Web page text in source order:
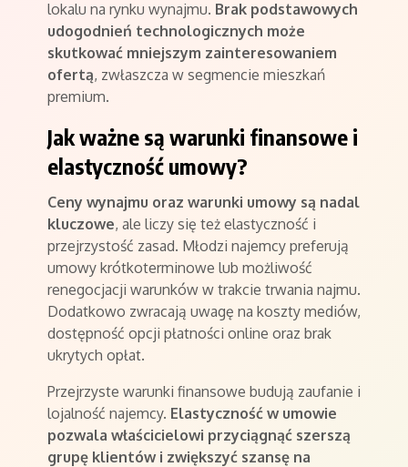
lokalu na rynku wynajmu. Brak podstawowych
udogodnień technologicznych może
skutkować mniejszym zainteresowaniem
ofertą, zwłaszcza w segmencie mieszkań
premium.
Jak ważne są warunki finansowe i
elastyczność umowy?
Ceny wynajmu oraz warunki umowy są nadal
kluczowe, ale liczy się też elastyczność i
przejrzystość zasad. Młodzi najemcy preferują
umowy krótkoterminowe lub możliwość
renegocjacji warunków w trakcie trwania najmu.
Dodatkowo zwracają uwagę na koszty mediów,
dostępność opcji płatności online oraz brak
ukrytych opłat.
Przejrzyste warunki finansowe budują zaufanie i
lojalność najemcy. Elastyczność w umowie
pozwala właścicielowi przyciągnąć szerszą
grupę klientów i zwiększyć szansę na